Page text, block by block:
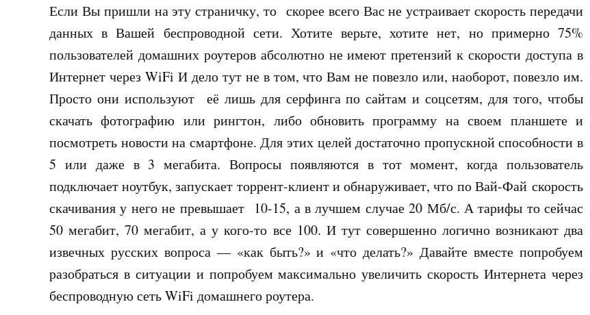
Если Вы пришли на эту страничку, то скорее всего Вас не устраивает скорость передачи
данных в Вашей беспроводной сети. Хотите верьте, хотите нет, но примерно 75%
пользователей домашних роутеров абсолютно не имеют претензий к скорости доступа в
Интернет через WiFi И дело тут не в том, что Вам не повезло или, наоборот, повезло им.
Просто они используют её лишь для серфинга по сайтам и соцсетям, для того, чтобы
скачать фотографию или рингтон, либо обновить программу на своем планшете и
посмотреть новости на смартфоне. Для этих целей достаточно пропускной способности в
5 или даже в 3 мегабита. Вопросы появляются в тот момент, когда пользователь
подключает ноутбук, запускает торрент-клиент и обнаруживает, что по Вай-Фай скорость
скачивания у него не превышает 10-15, а в лучшем случае 20 Мб/с. А тарифы то сейчас
50 мегабит, 70 мегабит, а у кого-то все 100. И тут совершенно логично возникают два
извечных русских вопроса — «как быть?» и «что делать?» Давайте вместе попробуем
разобраться в ситуации и попробуем максимально увеличить скорость Интернета через
беспроводную сеть WiFi домашнего роутера.